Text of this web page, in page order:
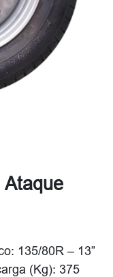
135/80R – 13”
(Kg): 375